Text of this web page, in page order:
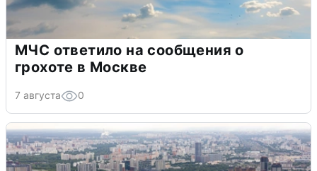
МЧС ответило на сообщения о
грохоте в Москве
7 августа 0